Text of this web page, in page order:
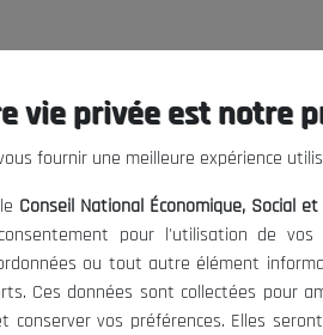
Informations
Mentions Légales
Conditions d'Utilisation
Politique de Protection des
Politique des Cookies
vie privée est notre
fournir une meilleure expérience
Conseil National Économique, Social
pour l'utilisation de vos
ou tout autre élément
Ces données sont collectées pour
conserver vos préférences. Elles